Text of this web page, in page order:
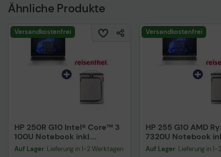
Vorvertragliche Informationen
Datenverordnung
Technisches
gemäß der EU-
Ähnliche Produkte
Versandkostenfrei
HP 250R G10 Intel® Core™ 3
100U Notebook inkl.
Reisenthel coolerbox
Auf Lager: Lieferung in 1-2 Werktagen
Versandkostenfrei
HP 255 G10 AMD
7320U Notebook
Reisenthel
Auf Lager: Lieferung in